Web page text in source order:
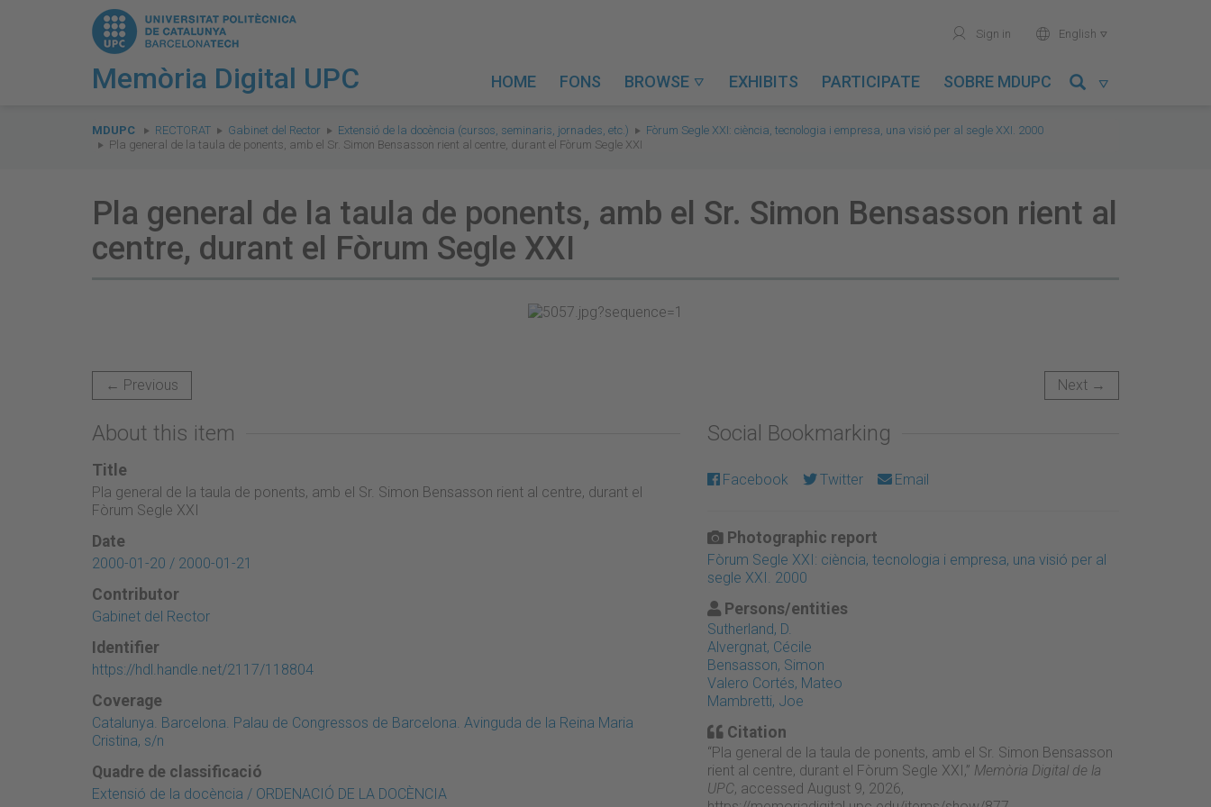
Memòria Digital UPC
user Sign in world English 
HOME FONS BROWSE  EXHIBITS PARTICIPATE SOBRE MDUPC 
are
here:
MDUPC RECTORAT Gabinet del Rector Extensió de la docència (cursos, seminaris, jornades, etc.)
Fòrum Segle XXI: ciència, tecnologia i empresa, una visió per al segle XXI. 2000
Pla general de la taula de ponents, amb el Sr. Simon Bensasson rient al centre, durant el Fòrum Segle XXI
Pla general de la taula de ponents, amb el Sr. Simon Bensasson rient al
centre, durant el Fòrum Segle XXI
← Previous Next →
About this item
Title
Pla general de la taula de ponents, amb el Sr. Simon Bensasson rient al centre, durant el
Fòrum Segle XXI
Date
2000-01-20 / 2000-01-21
Contributor
Gabinet del Rector
Identifier
https://hdl.handle.net/2117/118804
Coverage
Catalunya. Barcelona. Palau de Congressos de Barcelona. Avinguda de la Reina Maria
Cristina, s/n
Quadre de classificació
Extensió de la docència / ORDENACIÓ DE LA DOCÈNCIA
Social Bookmarking
Facebook Twitter Email
Photographic report
Fòrum Segle XXI: ciència, tecnologia i empresa, una visió per al
segle XXI. 2000
Persons/entities
Sutherland, D.
Alvergnat, Cécile
Bensasson, Simon
Valero Cortés, Mateo
Mambretti, Joe
Citation
“Pla general de la taula de ponents, amb el Sr. Simon Bensasson
rient al centre, durant el Fòrum Segle XXI,” Memòria Digital de la
UPC, accessed August 9, 2026,